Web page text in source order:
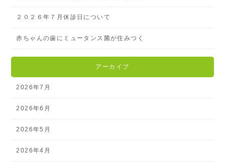
２０２６年７月休診日について
赤ちゃんの歯にミュータンス菌が住みつく
アーカイブ
2026年7月
2026年6月
2026年5月
2026年4月